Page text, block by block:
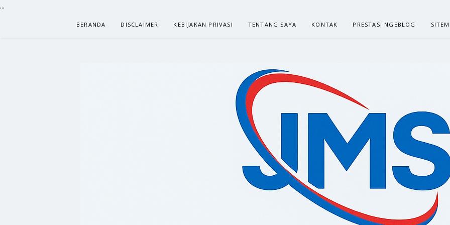
...
BERANDA DISCLAIMER KEBIJAKAN PRIVASI TENTANG SAYA KONTAK PRESTASI NGEBLOG